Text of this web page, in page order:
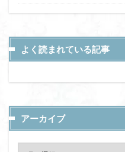
よく読まれている記事
アーカイブ